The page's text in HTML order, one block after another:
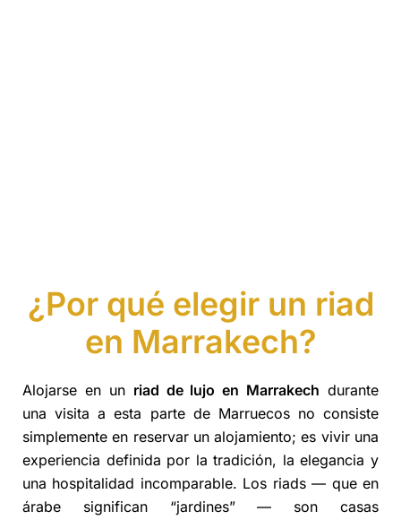
¿Por qué elegir un riad
en Marrakech?
Alojarse en un riad de lujo en Marrakech durante
una visita a esta parte de Marruecos no consiste
simplemente en reservar un alojamiento; es vivir una
experiencia definida por la tradición, la elegancia y
una hospitalidad incomparable. Los riads — que en
árabe significan “jardines” — son casas